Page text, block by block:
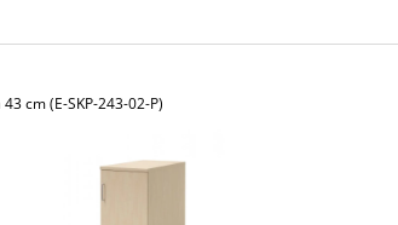
cm (E-SKP-243-02-P)